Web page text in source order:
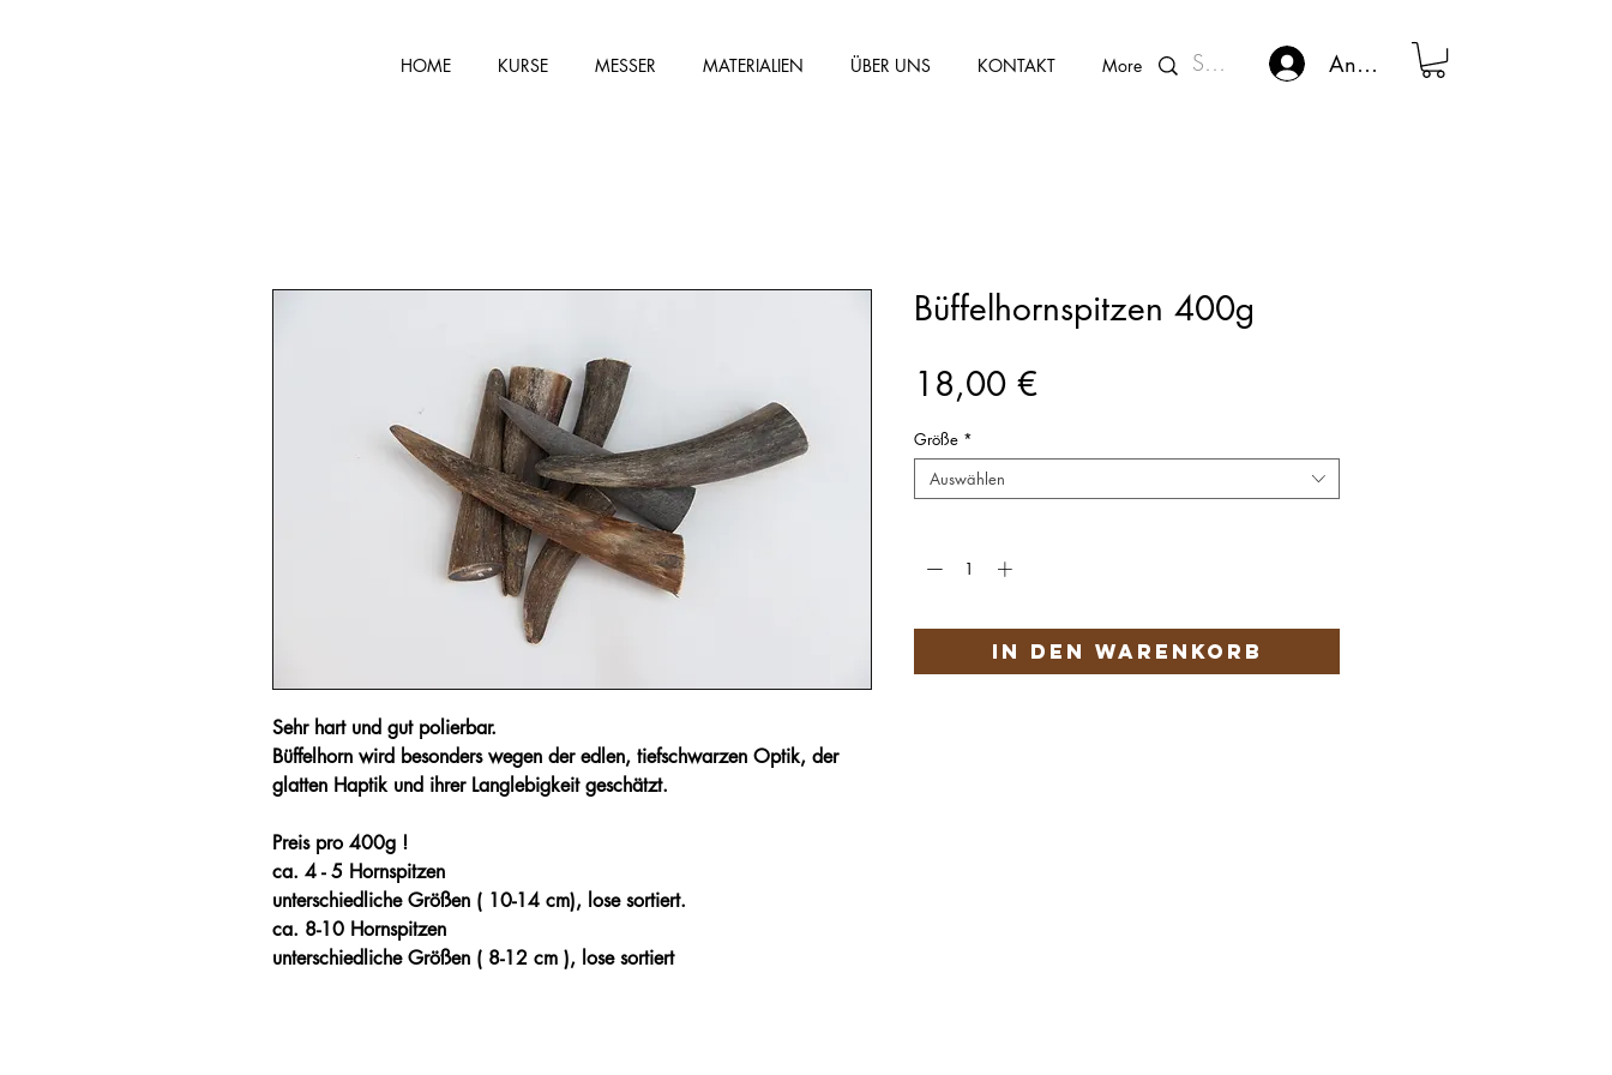
HOME KURSE MESSER MATERIALIEN ÜBER UNS KONTAKT More Kunden - Login
Anmelden
Sehr hart und gut polierbar.
Büffelhorn wird besonders wegen der edlen, tiefschwarzen Optik, der
glatten Haptik und ihrer Langlebigkeit geschätzt.
Preis pro 400g !
ca. 4 - 5 Hornspitzen
unterschiedliche Größen ( 10-14 cm), lose sortiert.
ca. 8-10 Hornspitzen
unterschiedliche Größen ( 8-12 cm ), lose sortiert
Büffelhornspitzen 400g
18,00 €Preis
Größe *
Auswählen
In den Warenkorb